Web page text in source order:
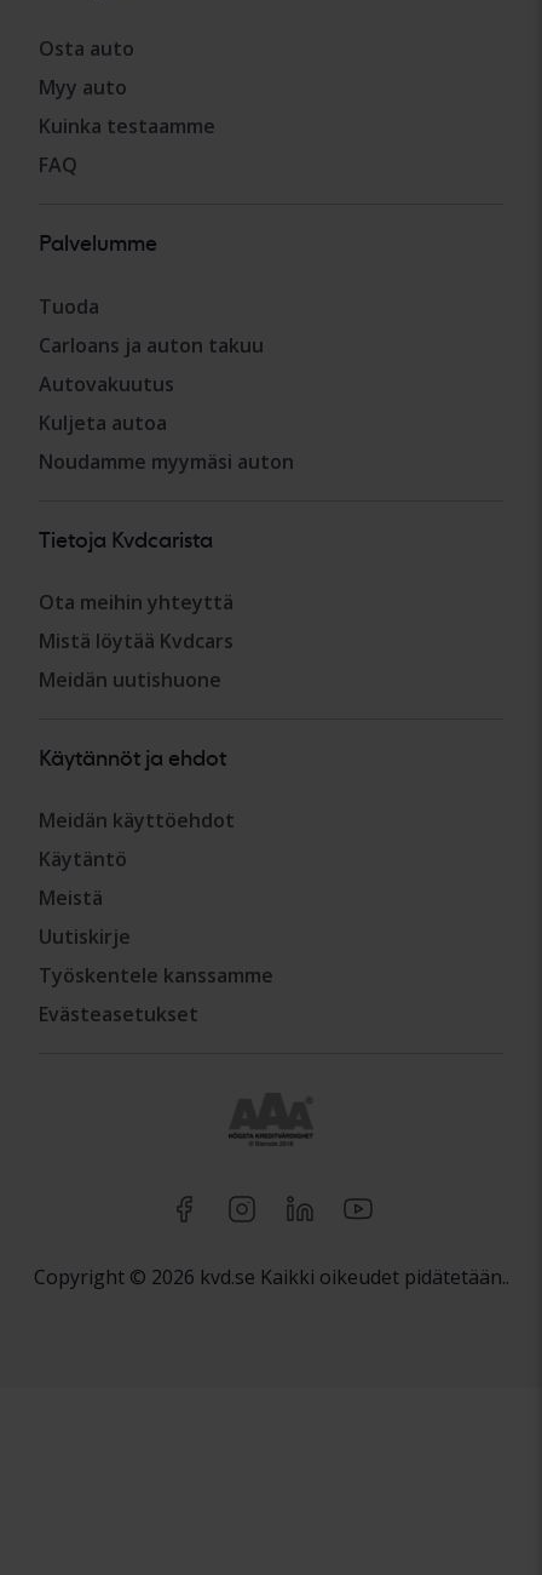
Osta auto
Myy auto
Kuinka testaamme
FAQ
Palvelumme
Tuoda
Carloans ja auton takuu
Autovakuutus
Kuljeta autoa
Noudamme myymäsi auton
Tietoja Kvdcarista
Ota meihin yhteyttä
Mistä löytää Kvdcars
Meidän uutishuone
Käytännöt ja ehdot
Meidän käyttöehdot
Käytäntö
Meistä
Uutiskirje
Työskentele kanssamme
Evästeasetukset
Copyright © 2026 kvd.se Kaikki oikeudet pidätetään..